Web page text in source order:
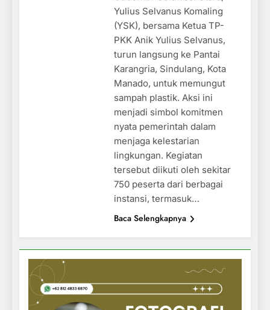
Yulius Selvanus Komaling
(YSK), bersama Ketua TP-
PKK Anik Yulius Selvanus,
turun langsung ke Pantai
Karangria, Sindulang, Kota
Manado, untuk memungut
sampah plastik. Aksi ini
menjadi simbol komitmen
nyata pemerintah dalam
menjaga kelestarian
lingkungan. Kegiatan
tersebut diikuti oleh sekitar
750 peserta dari berbagai
instansi, termasuk…
Baca Selengkapnya